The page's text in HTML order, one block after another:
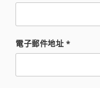
電子郵件地址 *